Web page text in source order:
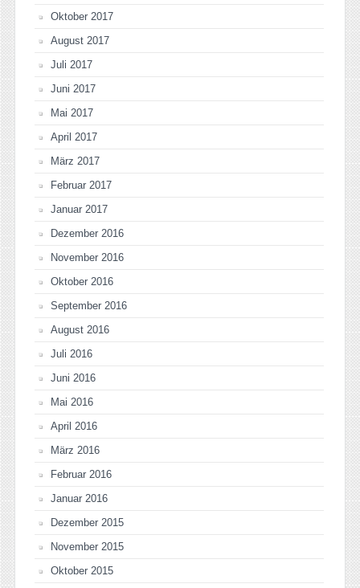
Oktober 2017
August 2017
Juli 2017
Juni 2017
Mai 2017
April 2017
März 2017
Februar 2017
Januar 2017
Dezember 2016
November 2016
Oktober 2016
September 2016
August 2016
Juli 2016
Juni 2016
Mai 2016
April 2016
März 2016
Februar 2016
Januar 2016
Dezember 2015
November 2015
Oktober 2015